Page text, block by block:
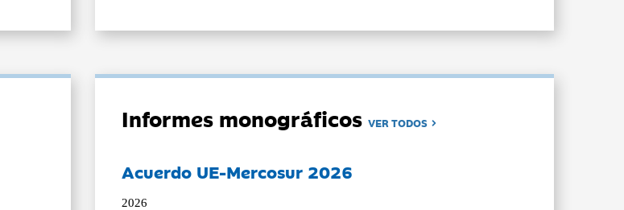
Informes monográficosVER TODOS
Acuerdo UE-Mercosur 2026
2026